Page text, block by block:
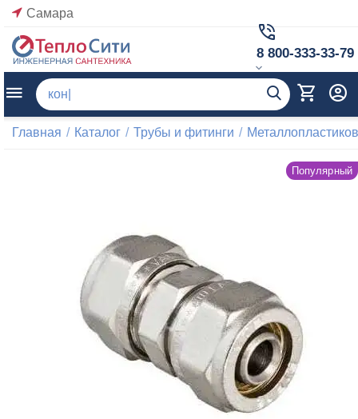
Самара
8 800-333-33-79
Главная / Каталог / Трубы и фитинги /
Популярный